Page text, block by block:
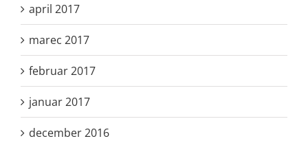
april 2017
marec 2017
februar 2017
januar 2017
december 2016